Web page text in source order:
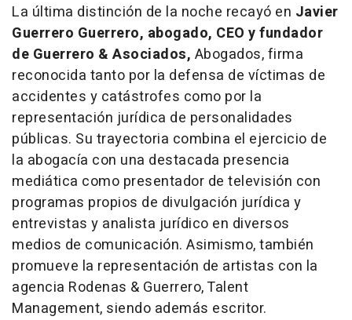
La última distinción de la noche recayó en Javier
Guerrero Guerrero, abogado, CEO y fundador
de Guerrero & Asociados, Abogados, firma
reconocida tanto por la defensa de víctimas de
accidentes y catástrofes como por la
representación jurídica de personalidades
públicas. Su trayectoria combina el ejercicio de
la abogacía con una destacada presencia
mediática como presentador de televisión con
programas propios de divulgación jurídica y
entrevistas y analista jurídico en diversos
medios de comunicación. Asimismo, también
promueve la representación de artistas con la
agencia Rodenas & Guerrero, Talent
Management, siendo además escritor.